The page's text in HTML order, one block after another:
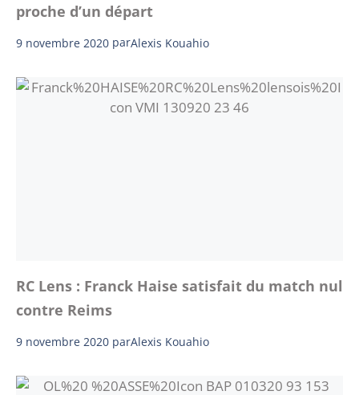
proche d’un départ
9 novembre 2020 parAlexis Kouahio
RC Lens : Franck Haise satisfait du match nul
contre Reims
9 novembre 2020 parAlexis Kouahio